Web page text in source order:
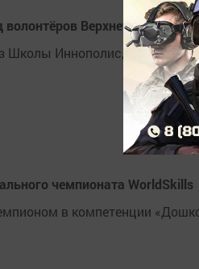
Верхнеуслонского
Школы Иннополис,
чемпионата WorldSkills
в компетенции